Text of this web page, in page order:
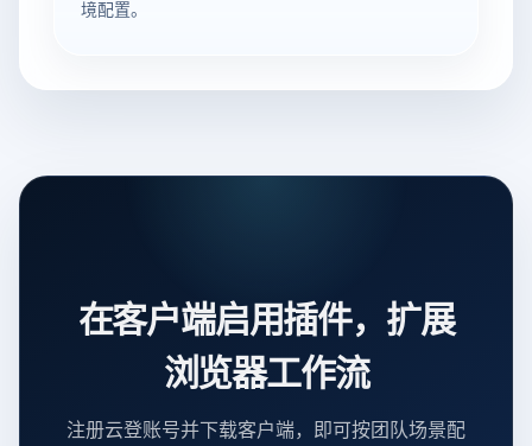
境配置。
在客户端启用插件，扩展
浏览器工作流
注册云登账号并下载客户端，即可按团队场景配